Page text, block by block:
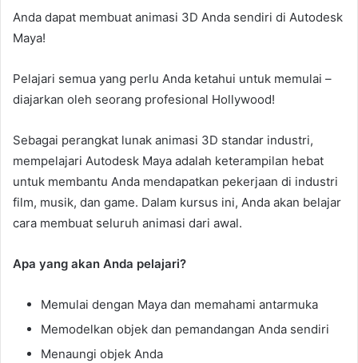
Anda dapat membuat animasi 3D Anda sendiri di Autodesk
Maya!
Pelajari semua yang perlu Anda ketahui untuk memulai –
diajarkan oleh seorang profesional Hollywood!
Sebagai perangkat lunak animasi 3D standar industri,
mempelajari Autodesk Maya adalah keterampilan hebat
untuk membantu Anda mendapatkan pekerjaan di industri
film, musik, dan game. Dalam kursus ini, Anda akan belajar
cara membuat seluruh animasi dari awal.
Apa yang akan Anda pelajari?
Memulai dengan Maya dan memahami antarmuka
Memodelkan objek dan pemandangan Anda sendiri
Menaungi objek Anda